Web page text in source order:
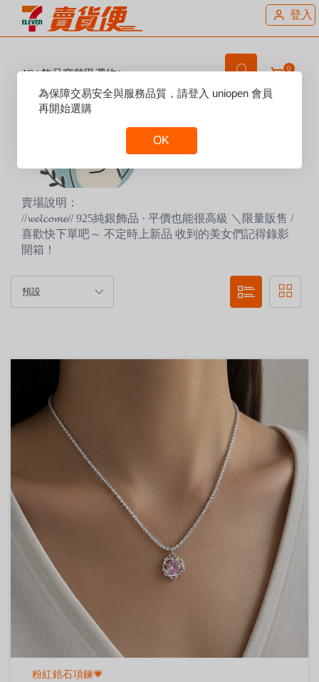
登入
JC | 飾品穿戴甲選物✨ 0
賣場說明：
//𝔀𝓮𝓵𝓬𝓸𝓶𝓮// 925純銀飾品 · 平價也能很高級 ＼限量販售 /
喜歡快下單吧～ 不定時上新品 收到的美女們記得錄影
開箱！
粉紅鋯石項鍊💗
Reset
Focus
為保障交易安全與服務品質，請登入 uniopen 會員
再開始選購
OK
Focus